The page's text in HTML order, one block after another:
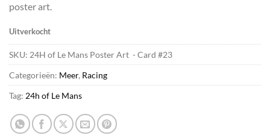
poster art.
Uitverkocht
SKU: 24H of Le Mans Poster Art - Card #23
Categorieën: Meer, Racing
Tag: 24h of Le Mans